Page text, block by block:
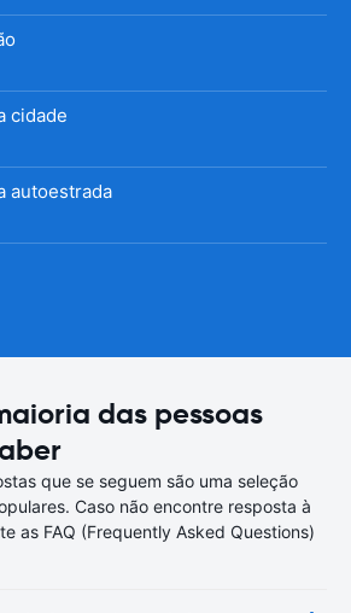
cidade
autoestrada
das pessoas
que se seguem são uma seleção
Caso não encontre resposta à
as FAQ (Frequently Asked Questions)